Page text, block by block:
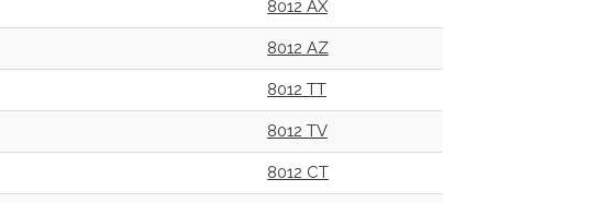
8012 AX
8012 AZ
8012 TT
8012 TV
8012 CT